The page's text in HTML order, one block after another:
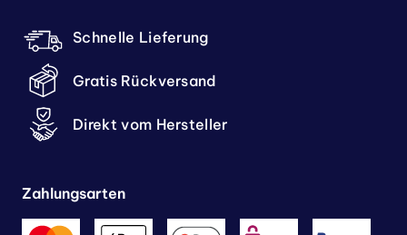
Schnelle Lieferung
Gratis Rückversand
Direkt vom Hersteller
Zahlungsarten